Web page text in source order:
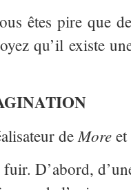
êtes pire que
qu’il existe
deMore
fuir. D’abord,